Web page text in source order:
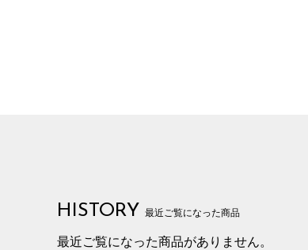
HISTORY 最近ご覧になった商品
最近ご覧になった商品がありません。